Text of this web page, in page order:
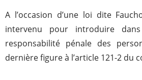
A l’occasion d’une loi dite
intervenu pour introduire
responsabilité pénale des
dernière figure à l’article 121-2 du